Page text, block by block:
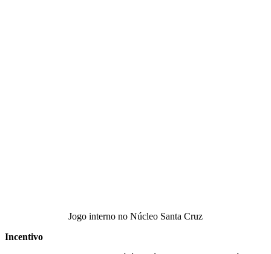
Jogo interno no Núcleo Santa Cruz
Incentivo